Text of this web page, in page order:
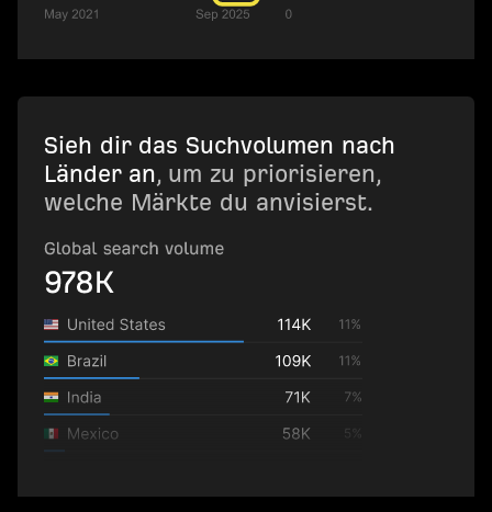
Sieh dir das Suchvolumen nach
Länder an, um zu priorisieren,
welche Märkte du anvisierst.